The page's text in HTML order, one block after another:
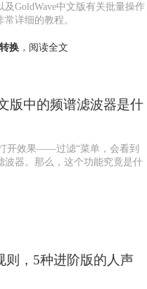
及GoldWave中文版有关批量操作
详细的教程。
换 ， 阅读全文
版中的频谱滤波器是什
开效果——过滤“菜单，会看到
波器。那么，这个功能究竟是什
则，5种进阶版的人声